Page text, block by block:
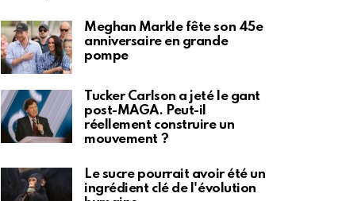
Meghan Markle fête son 45e
anniversaire en grande
pompe
Tucker Carlson a jeté le gant
post-MAGA. Peut-il
réellement construire un
mouvement ?
Le sucre pourrait avoir été un
ingrédient clé de l'évolution